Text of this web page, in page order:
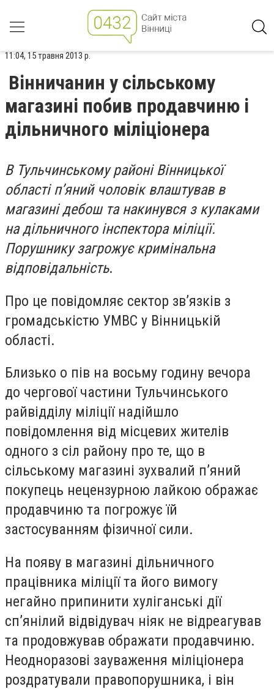
11:04, 15 травня 2013 р.
Вінничанин у сільському
магазині побив продавчиню і
дільничного міліціонера
В Тульчинському районі Вінницької
області п’яний чоловік влаштував в
магазині дебош та накинувся з кулаками
на дільничного інспектора міліції.
Порушнику загрожує кримінальна
відповідальність.
Про це повідомляє сектор зв’язків з
громадськістю УМВС у Вінницькій
області.
Близько о пів на восьму годину вечора
до чергової частини Тульчинського
райвідділу міліції надійшло
повідомлення від місцевих жителів
одного з сіл району про те, що в
сільському магазині зухвалий п’яний
покупець нецензурною лайкою ображає
продавчиню та погрожує їй
застосуванням фізичної сили.
На появу в магазині дільничного
працівника міліції та його вимогу
негайно припинити хуліганські дії
сп’янілий відвідувач ніяк не відреагував
та продовжував ображати продавчиню.
Неодноразові зауваження міліціонера
роздратували правопорушника, і він